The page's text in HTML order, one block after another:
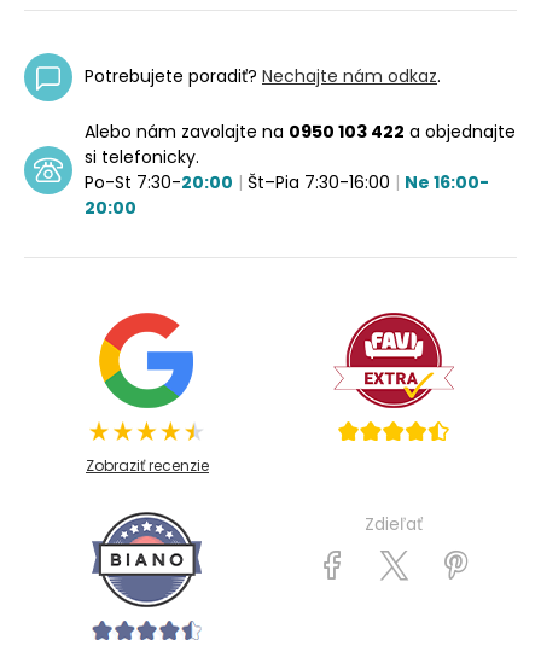
Potrebujete poradiť? Nechajte nám odkaz.
Alebo nám zavolajte na 0950 103 422 a objednajte
si telefonicky.
Po-St 7:30-20:00 | Št–Pia 7:30-16:00 | Ne 16:00-
20:00
Zobraziť recenzie
Zdieľať